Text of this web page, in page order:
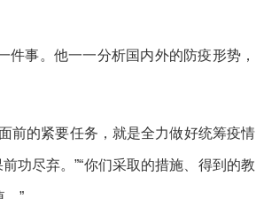
事。他一一分析国内外的防疫形势，
前的紧要任务，就是全力做好统筹疫情
功尽弃。”“你们采取的措施、得到的教